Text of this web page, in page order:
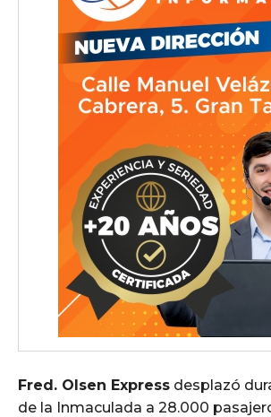
Fred. Olsen Express desplazó
de la Inmaculada a 28.000